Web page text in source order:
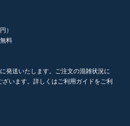
）
料
発送いたします。ご注文の混雑状況に
います。詳しくはご利用ガイドをご利